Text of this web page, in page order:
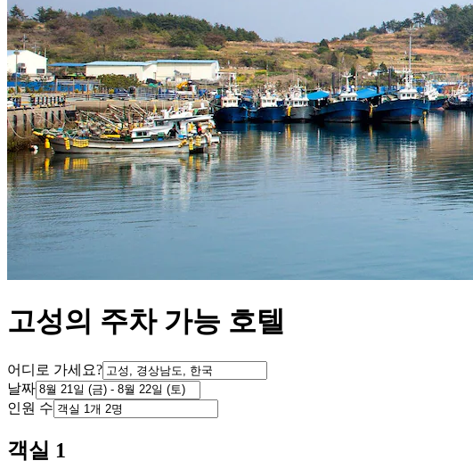
고성의 주차 가능 호텔
어디로 가세요?
날짜
인원 수
객실 1